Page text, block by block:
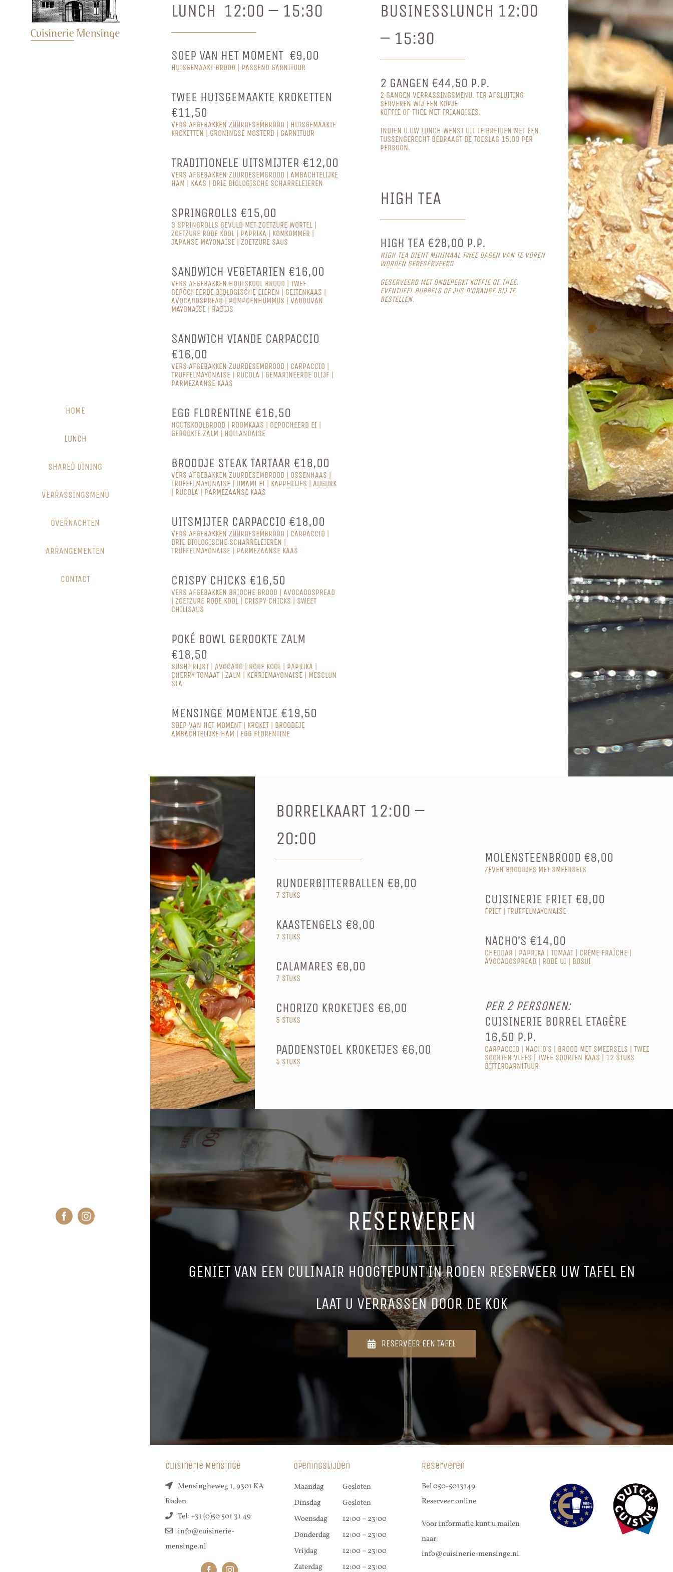
HOME
LUNCH
SHARED DINING
VERRASSINGSMENU
OVERNACHTEN
ARRANGEMENTEN
CONTACT
LUNCH 12:00 – 15:30
SOEP VAN HET MOMENT €9,00
HUISGEMAAKT BROOD | PASSEND GARNITUUR
TWEE HUISGEMAAKTE KROKETTEN
€11,50
VERS AFGEBAKKEN ZUURDESEMBROOD | HUISGEMAAKTE
KROKETTEN | GRONINGSE MOSTERD | GARNITUUR
TRADITIONELE UITSMIJTER €12,00
VERS AFGEBAKKEN ZUURDESEMGROOD | AMBACHTELIJKE
HAM | KAAS | DRIE BIOLOGISCHE SCHARRELEIEREN
SPRINGROLLS €15,00
3 SPRINGROLLS GEVULD MET ZOETZURE WORTEL |
ZOETZURE RODE KOOL | PAPRIKA | KOMKOMMER |
JAPANSE MAYONAISE | ZOETZURE SAUS
SANDWICH VEGETARIEN €16,00
VERS AFGEBAKKEN HOUTSKOOL BROOD | TWEE
GEPOCHEERDE BIOLOGISCHE EIEREN | GEITENKAAS |
AVOCADOSPREAD | POMPOENHUMMUS | VADOUVAN
MAYONAISE | RADIJS
SANDWICH VIANDE CARPACCIO
€16,00
VERS AFGEBAKKEN ZUURDESEMBROOD | CARPACCIO |
TRUFFELMAYONAISE | RUCOLA | GEMARINEERDE OLIJF |
PARMEZAANSE KAAS
EGG FLORENTINE €16,50
HOUTSKOOLBROOD | ROOMKAAS | GEPOCHEERD EI |
GEROOKTE ZALM | HOLLANDAISE
BROODJE STEAK TARTAAR €18,00
VERS AFGEBAKKEN ZUURDESEMBROOD | OSSENHAAS |
TRUFFELMAYONAISE | UMAMI EI | KAPPERTJES | AUGURK
| RUCOLA | PARMEZAANSE KAAS
UITSMIJTER CARPACCIO €18,00
VERS AFGEBAKKEN ZUURDESEMBROOD | CARPACCIO |
DRIE BIOLOGISCHE SCHARRELEIEREN |
TRUFFELMAYONAISE | PARMEZAANSE KAAS
CRISPY CHICKS €16,50
VERS AFGEBAKKEN BRIOCHE BROOD | AVOCADOSPREAD
| ZOETZURE RODE KOOL | CRISPY CHICKS | SWEET
CHILISAUS
POKÉ BOWL GEROOKTE ZALM
€18,50
SUSHI RIJST | AVOCADO | RODE KOOL | PAPRIKA |
CHERRY TOMAAT | ZALM | KERRIEMAYONAISE | MESCLUN
SLA
MENSINGE MOMENTJE €19,50
SOEP VAN HET MOMENT | KROKET | BROODEJE
AMBACHTELIJKE HAM | EGG FLORENTINE
BUSINESSLUNCH 12:00
– 15:30
2 GANGEN €44,50 P.P.
2 GANGEN VERRASSINGSMENU. TER AFSLUITING
SERVEREN WIJ EEN KOPJE
KOFFIE OF THEE MET FRIANDISES.
INDIEN U UW LUNCH WENST UIT TE BREIDEN MET EEN
TUSSENGERECHT BEDRAAGT DE TOESLAG 15,00 PER
PERSOON.
HIGH TEA
HIGH TEA €28,00 P.P.
HIGH TEA DIENT MINIMAAL TWEE DAGEN VAN TE VOREN
WORDEN GERESERVEERD
GESERVEERD MET ONBEPERKT KOFFIE OF THEE.
EVENTUEEL BUBBELS OF JUS D’ORANGE BIJ TE
BESTELLEN.
BORRELKAART 12:00 –
20:00
RUNDERBITTERBALLEN €8,00
7 STUKS
KAASTENGELS €8,00
7 STUKS
CALAMARES €8,00
7 STUKS
CHORIZO KROKETJES €6,00
5 STUKS
PADDENSTOEL KROKETJES €6,00
5 STUKS
MOLENSTEENBROOD €8,00
ZEVEN BROODJES MET SMEERSELS
CUISINERIE FRIET €8,00
FRIET | TRUFFELMAYONAISE
NACHO’S €14,00
CHEDDAR | PAPRIKA | TOMAAT | CRÈME FRAÎCHE |
AVOCADOSPREAD | RODE UI | BOSUI
PER 2 PERSONEN:
CUISINERIE BORREL ETAGÈRE
16,50 P.P.
CARPACCIO | NACHO’S | BROOD MET SMEERSELS | TWEE
SOORTEN VLEES | TWEE SOORTEN KAAS | 12 STUKS
BITTERGARNITUUR
RESERVEREN
GENIET VAN EEN CULINAIR HOOGTEPUNT IN RODEN RESERVEER UW TAFEL EN
LAAT U VERRASSEN DOOR DE KOK
RESERVEER EEN TAFEL
Cuisinerie Mensinge
Mensingheweg 1, 9301 KA
Roden
Tel: +31 (0)50 501 31 49
info@cuisinerie-
mensinge.nl
Openingstijden
Maandag
Gesloten
Dinsdag
Gesloten
Woensdag
12:00 – 23:00
Donderdag
12:00 – 23:00
Vrijdag
12:00 – 23:00
Zaterdag
12:00 – 23:00
Reserveren
Bel050-5013149
Reserveer online
Voor informatie kunt u mailen
naar:
info@cuisinerie-mensinge.nl